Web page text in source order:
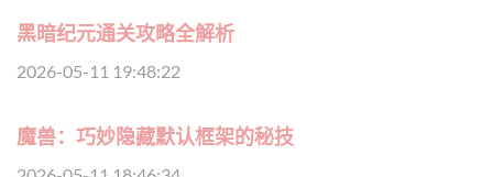
黑暗纪元通关攻略全解析
2026-05-11 19:48:22
魔兽：巧妙隐藏默认框架的秘技